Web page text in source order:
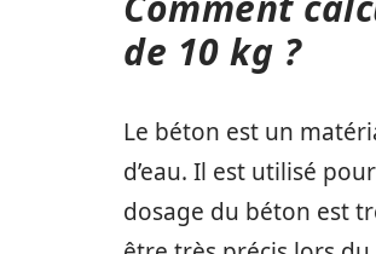
de 10 kg ?
Le béton est un
d’eau. Il est utilisé
dosage du béton est